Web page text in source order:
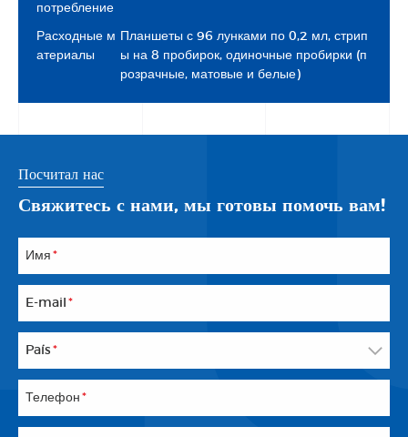
потребление
Расходные м
атериалы
Планшеты с 96 лунками по 0,2 мл, стрип
ы на 8 пробирок, одиночные пробирки (п
розрачные, матовые и белые)
Посчитал нас
Свяжитесь с нами, мы готовы помочь вам!
Имя *
E-mail *
País *
Телефон *